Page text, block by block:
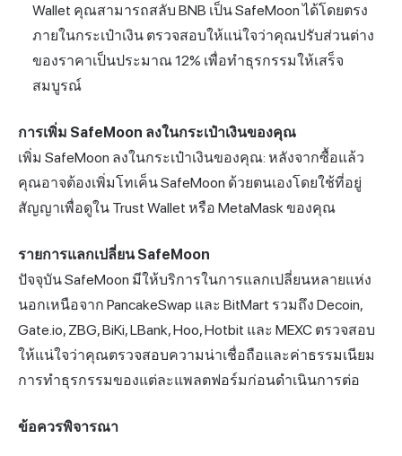
Wallet คุณสามารถสลับ BNB เป็น SafeMoon ได้โดยตรง
ภายในกระเป๋าเงิน ตรวจสอบให้แน่ใจว่าคุณปรับส่วนต่าง
ของราคาเป็นประมาณ 12% เพื่อทำธุรกรรมให้เสร็จ
สมบูรณ์
การเพิ่ม SafeMoon ลงในกระเป๋าเงินของคุณ
เพิ่ม SafeMoon ลงในกระเป๋าเงินของคุณ: หลังจากซื้อแล้ว
คุณอาจต้องเพิ่มโทเค็น SafeMoon ด้วยตนเองโดยใช้ที่อยู่
สัญญาเพื่อดูใน Trust Wallet หรือ MetaMask ของคุณ
รายการแลกเปลี่ยน SafeMoon
ปัจจุบัน SafeMoon มีให้บริการในการแลกเปลี่ยนหลายแห่ง
นอกเหนือจาก PancakeSwap และ BitMart รวมถึง Decoin,
Gate.io, ZBG, BiKi, LBank, Hoo, Hotbit และ MEXC ตรวจสอบ
ให้แน่ใจว่าคุณตรวจสอบความน่าเชื่อถือและค่าธรรมเนียม
การทำธุรกรรมของแต่ละแพลตฟอร์มก่อนดำเนินการต่อ
ข้อควรพิจารณา